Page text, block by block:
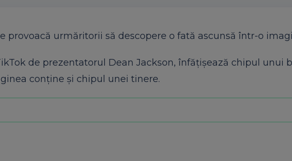
provoacă urmăritorii să descopere o fată ascunsă într-o
de prezentatorul Dean Jackson, înfățișează chipul unui
conține și chipul unei tinere.